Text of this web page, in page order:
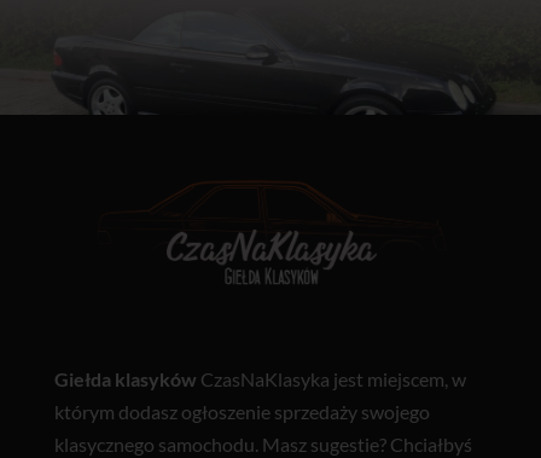
Giełda klasyków CzasNaKlasyka jest miejscem, w
którym dodasz ogłoszenie sprzedaży swojego
klasycznego samochodu. Masz sugestie? Chciałbyś